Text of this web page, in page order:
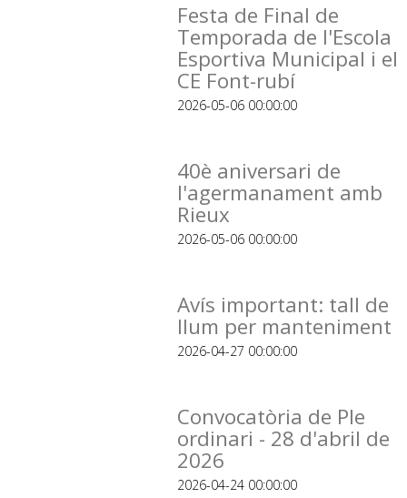
Festa de Final de
Temporada de l'Escola
Esportiva Municipal i el
CE Font-rubí
2026-05-06 00:00:00
40è aniversari de
l'agermanament amb
Rieux
2026-05-06 00:00:00
Avís important: tall de
llum per manteniment
2026-04-27 00:00:00
Convocatòria de Ple
ordinari - 28 d'abril de
2026
2026-04-24 00:00:00